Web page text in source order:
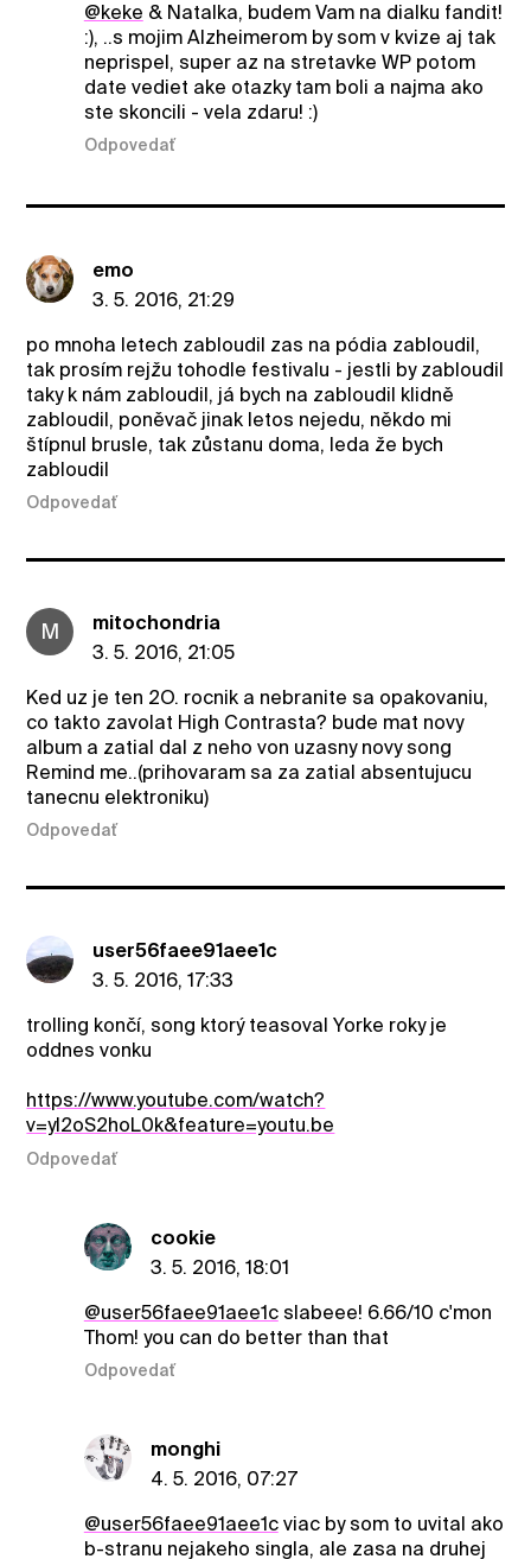
@keke & Natalka, budem Vam na dialku fandit!
:), ..s mojim Alzheimerom by som v kvize aj tak
neprispel, super az na stretavke WP potom
date vediet ake otazky tam boli a najma ako
ste skoncili - vela zdaru! :)
Odpovedať
emo
3. 5. 2016, 21:29
po mnoha letech zabloudil zas na pódia zabloudil,
tak prosím rejžu tohodle festivalu - jestli by zabloudil
taky k nám zabloudil, já bych na zabloudil klidně
zabloudil, poněvač jinak letos nejedu, někdo mi
štípnul brusle, tak zůstanu doma, leda že bych
zabloudil
Odpovedať
M
mitochondria
3. 5. 2016, 21:05
Ked uz je ten 2O. rocnik a nebranite sa opakovaniu,
co takto zavolat High Contrasta? bude mat novy
album a zatial dal z neho von uzasny novy song
Remind me..(prihovaram sa za zatial absentujucu
tanecnu elektroniku)
Odpovedať
user56faee91aee1c
3. 5. 2016, 17:33
trolling končí, song ktorý teasoval Yorke roky je
oddnes vonku
https://www.youtube.com/watch?
v=yI2oS2hoL0k&feature=youtu.be
Odpovedať
cookie
3. 5. 2016, 18:01
@user56faee91aee1cslabeee! 6.66/10 c'mon
Thom! you can do better than that
Odpovedať
monghi
4. 5. 2016, 07:27
@user56faee91aee1cviac by som to uvital ako
b-stranu nejakeho singla, ale zasa na druhej